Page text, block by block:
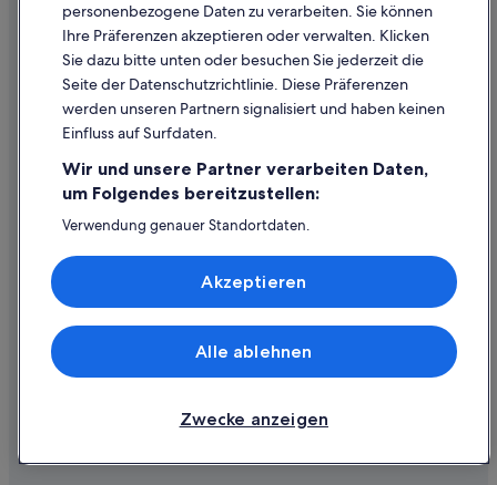
Inhaltsrichtlinien und Melden von Inhalten
Hilfe
Hilfe
Rückerstattungsprozess und Zeitrahmen
Buchen Sie einen Flug mit einer Gutschrift bei der Fluggesellschaft
Internationale Reisedokumente
© 2026 Expedia, Inc., ein Unternehmen der Expedia Group. Alle Rechte
vorbehalten. Expedia und das Expedia-Logo sind Handelsmarken oder
personenbezogene Daten zu verarbeiten. Sie können
Ihre Präferenzen akzeptieren oder verwalten. Klicken
Sie dazu bitte unten oder besuchen Sie jederzeit die
Seite der Datenschutzrichtlinie. Diese Präferenzen
werden unseren Partnern signalisiert und haben keinen
Einfluss auf Surfdaten.
Wir und unsere Partner verarbeiten Daten,
um Folgendes bereitzustellen:
Verwendung genauer Standortdaten.
Speichern von oder Zugriff auf Informationen auf einem
Endgerät. Personalisierte Werbung und Inhalte, Messung
von Werbeleistung und der Performance von Inhalten,
Liste der Partner (Lieferanten)
Zwecke anzeigen
Alle ablehnen
Akzeptieren